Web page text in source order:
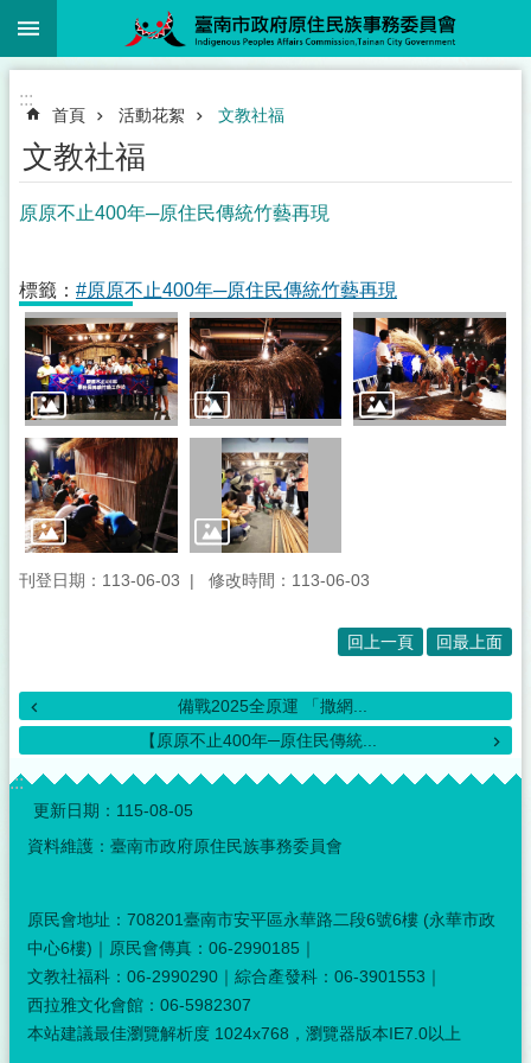
跳到主要內容區塊
:::
首頁 活動花絮 文教社福
文教社福
原原不止400年─原住民傳統竹藝再現
標籤： #原原不止400年─原住民傳統竹藝再現
刊登日期：113-06-03 修改時間：113-06-03
回上一頁 回最上面
備戰2025全原運 「撒網...
【原原不止400年─原住民傳統...
:::
更新日期： 115-08-05
資料維護：臺南市政府原住民族事務委員會
原民會地址：708201臺南市安平區永華路二段6號6樓 (永華市政
中心6樓)｜原民會傳真：06-2990185｜
文教社福科：06-2990290｜綜合產發科：06-3901553｜
西拉雅文化會館：06-5982307
本站建議最佳瀏覽解析度 1024x768，瀏覽器版本IE7.0以上